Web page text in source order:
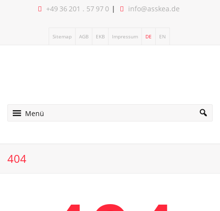
+49 36 201 . 57 97 0 info@asskea.de
Sitemap AGB EKB Impressum DE EN
Menü
404